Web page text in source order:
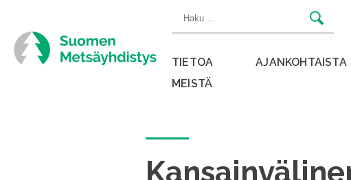
sisältöön
Haku:
TIETOA
MEISTÄ
AJANKOHTAISTA